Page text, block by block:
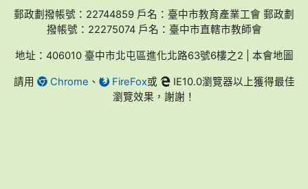
郵政劃撥帳號：22744859 戶名：臺中市教育產業工會 郵政劃
撥帳號：22275074 戶名：臺中市直轄市教師會
地址：406010 臺中市北屯區進化北路63號6樓之2 | 本會地圖
請用 Chrome 、 FireFox或
IE10.0瀏覽器以上獲得最佳
瀏覽效果，謝謝！